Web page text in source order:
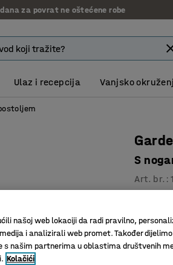
za povrat ne oštećene robe
Ulaz i recepcija Vanjsko
S
Art. br. :
Dvoja
našoj web lokaciji da radi pravilno,
i analizirali web promet. Također
s našim partnerima u oblastima društvenih
Kolačići